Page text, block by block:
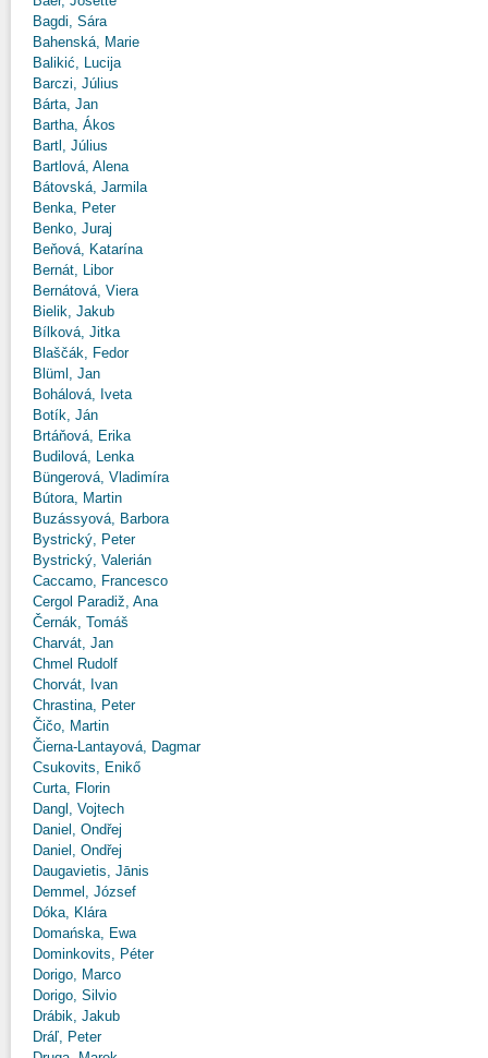
Bagdi, Sára
Bahenská, Marie
Balikić, Lucija
Barczi, Július
Bárta, Jan
Bartha, Ákos
Bartl, Július
Bartlová, Alena
Bátovská, Jarmila
Benka, Peter
Benko, Juraj
Beňová, Katarína
Bernát, Libor
Bernátová, Viera
Bielik, Jakub
Bílková, Jitka
Blaščák, Fedor
Blüml, Jan
Bohálová, Iveta
Botík, Ján
Brtáňová, Erika
Budilová, Lenka
Büngerová, Vladimíra
Bútora, Martin
Buzássyová, Barbora
Bystrický, Peter
Bystrický, Valerián
Caccamo, Francesco
Cergol Paradiž, Ana
Černák, Tomáš
Charvát, Jan
Chmel Rudolf
Chorvát, Ivan
Chrastina, Peter
Čičo, Martin
Čierna-Lantayová, Dagmar
Csukovits, Enikő
Curta, Florin
Dangl, Vojtech
Daniel, Ondřej
Daniel, Ondřej
Daugavietis, Jānis
Demmel, József
Dóka, Klára
Domańska, Ewa
Dominkovits, Péter
Dorigo, Marco
Dorigo, Silvio
Drábik, Jakub
Dráľ, Peter